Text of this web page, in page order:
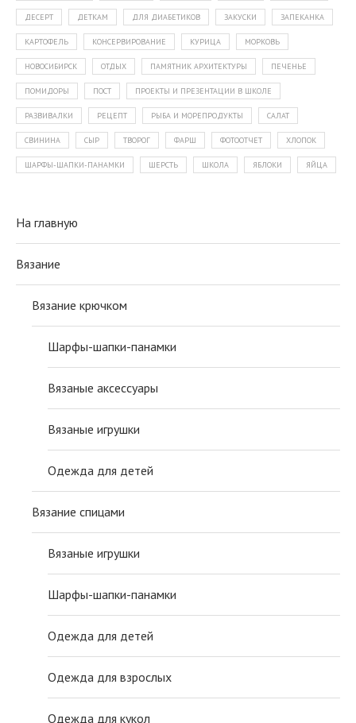
ДЕСЕРТ ДЕТКАМ ДЛЯ ДИАБЕТИКОВ ЗАКУСКИ ЗАПЕКАНКА
КАРТОФЕЛЬ КОНСЕРВИРОВАНИЕ КУРИЦА МОРКОВЬ
НОВОСИБИРСК ОТДЫХ ПАМЯТНИК АРХИТЕКТУРЫ ПЕЧЕНЬЕ
ПОМИДОРЫ ПОСТ ПРОЕКТЫ И ПРЕЗЕНТАЦИИ В ШКОЛЕ
РАЗВИВАЛКИ РЕЦЕПТ РЫБА И МОРЕПРОДУКТЫ САЛАТ
СВИНИНА СЫР ТВОРОГ ФАРШ ФОТООТЧЕТ ХЛОПОК
ШАРФЫ-ШАПКИ-ПАНАМКИ ШЕРСТЬ ШКОЛА ЯБЛОКИ ЯЙЦА
На главную
Вязание
Вязание крючком
Шарфы-шапки-панамки
Вязаные аксессуары
Вязаные игрушки
Одежда для детей
Вязание спицами
Вязаные игрушки
Шарфы-шапки-панамки
Одежда для детей
Одежда для взрослых
Одежда для кукол